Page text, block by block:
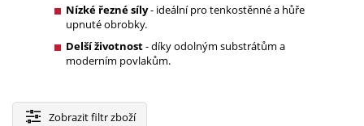
Nízké řezné síly- ideální pro tenkostěnné a hůře
upnuté obrobky.
Delší životnost- díky odolným substrátům a
moderním povlakům.
Zobrazitfiltr zboží